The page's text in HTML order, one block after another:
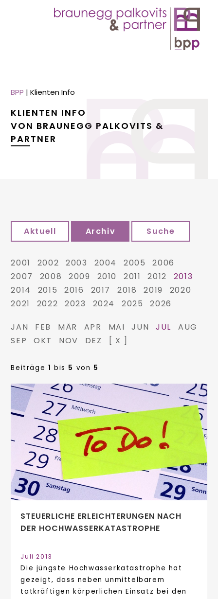
BPP |Klienten Info
KLIENTEN INFO
VON BRAUNEGG PALKOVITS &
PARTNER
Aktuell Archiv Suche
2001 2002 2003 2004 2005
2006
2007
2008 2009 2010 2011 2012
2013
2014
2015 2016 2017 2018 2019
2020
2021
2022 2023 2024 2025 2026
JAN FEB MÄR APR MAI JUN JUL
AUG
SEP
OKT NOV DEZ [ X ]
Beiträge 1 bis 5 von 5
STEUERLICHE ERLEICHTERUNGEN NACH
DER HOCHWASSERKATASTROPHE
Juli 2013
Die jüngste Hochwasserkatastrophe hat
gezeigt, dass neben unmittelbarem
tatkräftigen körperlichen Einsatz bei den